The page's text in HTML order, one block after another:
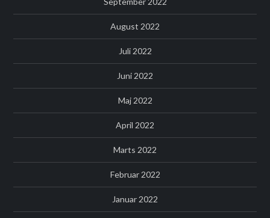
August 2022
Juli 2022
Juni 2022
Maj 2022
April 2022
Marts 2022
Februar 2022
Januar 2022